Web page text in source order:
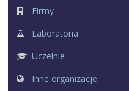
Firmy
Laboratoria
Uczelnie
Inne organizacje